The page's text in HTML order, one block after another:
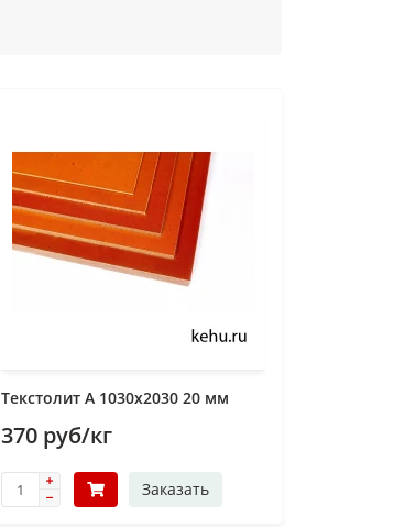
Текстолит А 1030х2030 20 мм
370 руб/кг
Заказать